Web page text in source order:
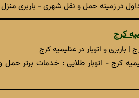
در زمینه حمل و نقل شهری - باربری منزل -
کرج
| باربری و اتوبار در عظیمیه کرج
کرج - اتوبار طلایی : خدمات برتر